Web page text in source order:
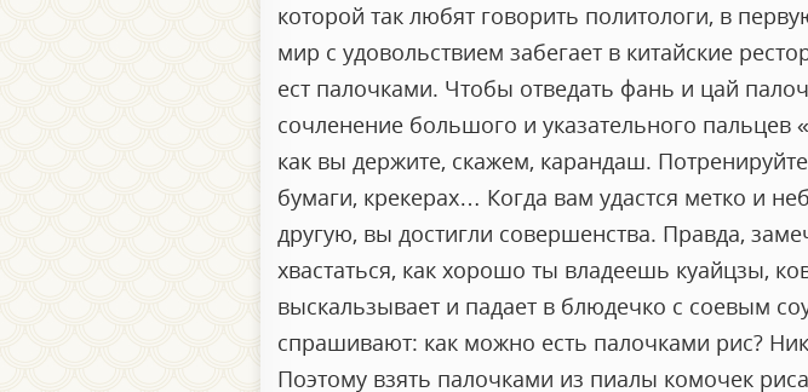
которой так любят говорить политологи, в
мир с удовольствием забегает в китайские
ест палочками. Чтобы отведать фань и цай
сочленение большого и указательного пальцев
как вы держите, скажем, карандаш.
бумаги, крекерах… Когда вам удастся метко и
другую, вы достигли совершенства. Правда,
хвастаться, как хорошо ты владеешь куайцзы,
выскальзывает и падает в блюдечко с соевым
спрашивают: как можно есть палочками рис?
Поэтому взять палочками из пиалы комочек